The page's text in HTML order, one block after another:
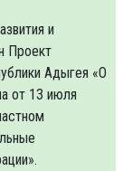
и
Проект
Адыгея «О
от 13 июля